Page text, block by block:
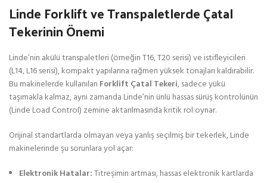
Linde Forklift ve Transpaletlerde Çatal
Tekerinin Önemi
Linde’nin akülü transpaletleri (örneğin T16, T20 serisi) ve istifleyicileri
(L14, L16 serisi), kompakt yapılarına rağmen yüksek tonajları kaldırabilir.
Bu makinelerde kullanılan Forklift Çatal Tekeri, sadece yükü
taşımakla kalmaz, aynı zamanda Linde’nin ünlü hassas sürüş kontrolünün
(Linde Load Control) zemine aktarılmasında kritik rol oynar.
Orijinal standartlarda olmayan veya yanlış seçilmiş bir tekerlek, Linde
makinelerinde şu sorunlara yol açar:
Elektronik Hatalar:Titreşimin artması, hassas elektronik kartlarda